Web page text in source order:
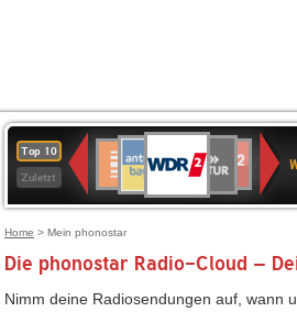
Top 10
Zuletzt
Deutschlandfunk
90er
OLDIE
ANTENNE
4
KLASSIK
Deutschlandfunk
KulturBAYERN
2
Kultur
NDR
2
Home > Mein phonostar
Die phonostar Radio-Cloud –
Nimm deine Radiosendungen auf, wann